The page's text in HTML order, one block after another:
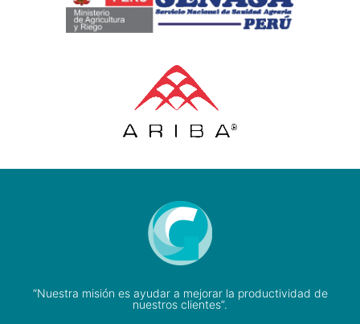
“Nuestra misión es ayudar a mejorar la productividad de
nuestros clientes”.